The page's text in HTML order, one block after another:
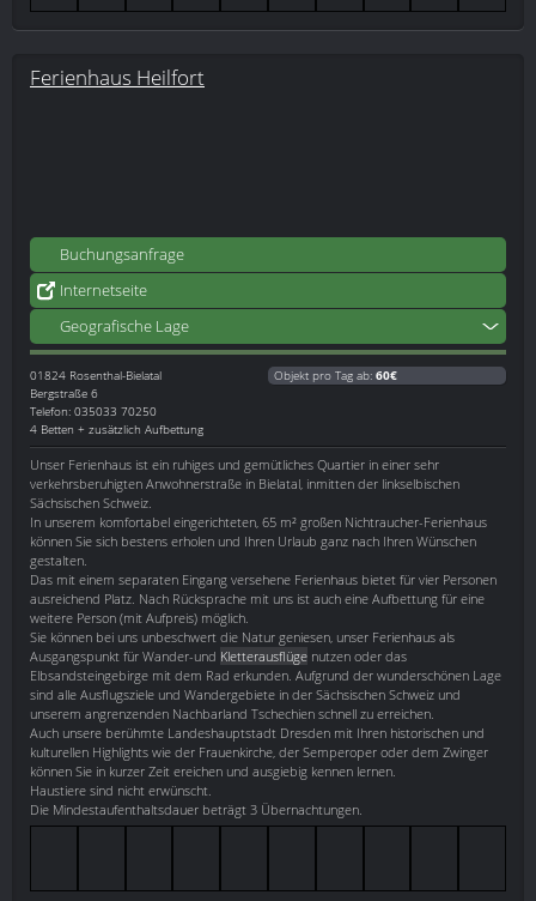
Ferienhaus Heilfort
Buchungsanfrage
Internetseite
Geografische Lage
01824 Rosenthal-Bielatal
Bergstraße 6
Telefon: 035033 70250
4 Betten + zusätzlich Aufbettung
Objekt pro Tag ab: 60€
Unser Ferienhaus ist ein ruhiges und gemütliches Quartier in einer sehr
verkehrsberuhigten Anwohnerstraße in Bielatal, inmitten der linkselbischen
Sächsischen Schweiz.
In unserem komfortabel eingerichteten, 65 m² großen Nichtraucher-Ferienhaus
können Sie sich bestens erholen und Ihren Urlaub ganz nach Ihren Wünschen
gestalten.
Das mit einem separaten Eingang versehene Ferienhaus bietet für vier Personen
ausreichend Platz. Nach Rücksprache mit uns ist auch eine Aufbettung für eine
weitere Person (mit Aufpreis) möglich.
Sie können bei uns unbeschwert die Natur geniesen, unser Ferienhaus als
Ausgangspunkt für Wander-und Kletterausflüge nutzen oder das
Elbsandsteingebirge mit dem Rad erkunden. Aufgrund der wunderschönen Lage
sind alle Ausflugsziele und Wandergebiete in der Sächsischen Schweiz und
unserem angrenzenden Nachbarland Tschechien schnell zu erreichen.
Auch unsere berühmte Landeshauptstadt Dresden mit Ihren historischen und
kulturellen Highlights wie der Frauenkirche, der Semperoper oder dem Zwinger
können Sie in kurzer Zeit ereichen und ausgiebig kennen lernen.
Haustiere sind nicht erwünscht.
Die Mindestaufenthaltsdauer beträgt 3 Übernachtungen.